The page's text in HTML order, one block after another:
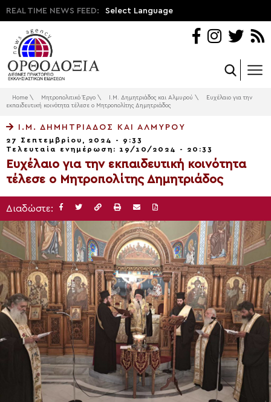
REAL TIME NEWS FEED: Select Language
Home \ Μητροπολιτικό Έργο \ Ι.Μ. Δημητριάδος και Αλμυρού \
Ευχέλαιο για την
εκπαιδευτική κοινότητα τέλεσε ο Μητροπολίτης Δημητριάδος
Ι.Μ. ΔΗΜΗΤΡΙΆΔΟΣ ΚΑΙ ΑΛΜΥΡΟΎ
27 Σεπτεμβρίου, 2024 - 9:33
Τελευταία ενημέρωση: 19/10/2024 - 20:33
Ευχέλαιο για την εκπαιδευτική κοινότητα
τέλεσε ο Μητροπολίτης Δημητριάδος
Διαδώστε: